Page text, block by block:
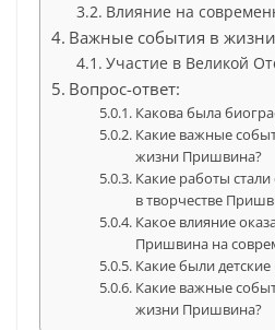
Влияние на
Важные события в
Участие в Великой
Вопрос-ответ:
Какова была
Какие важные
жизни Пришвина?
Какие работы
в творчестве
Какое влияние
Пришвина на
Какие были
Какие важные
жизни Пришвина?